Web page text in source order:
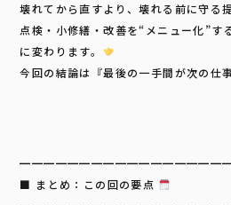
壊れてから直すより、壊れる前に守る
点検・小修繕・改善を“メニュー化”す
に変わります。
今回の結論は『最後の一手間が次の仕
■ まとめ：この回の要点